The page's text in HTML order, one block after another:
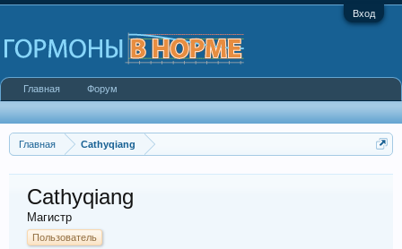
Вход
Главная Cathyqiang
Cathyqiang
Магистр
Пользователь
Главная Форум